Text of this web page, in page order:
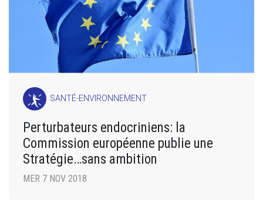
SANTÉ-ENVIRONNEMENT
Perturbateurs endocriniens: la
Commission européenne publie une
Stratégie…sans ambition
MER 7 NOV 2018